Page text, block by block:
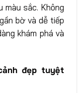
màu sắc. Không
bờ và dễ tiếp
khám phá và
đẹp tuyệt